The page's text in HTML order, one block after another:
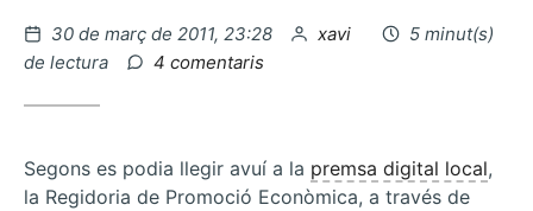
Publicat
el
30 de març de 2011, 23:28 per
xavi
5 minut(s)
de lectura
4 comentaris
competències
tecnològiques
Segons es podia llegir avuí a la premsa digital local,
la Regidoria de Promoció Econòmica, a través de